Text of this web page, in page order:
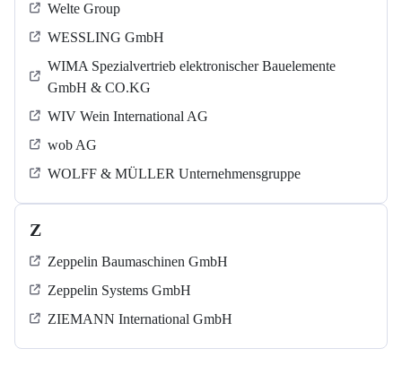
Welte Group
WESSLING GmbH
WIMA Spezialvertrieb elektronischer Bauelemente
GmbH & CO.KG
WIV Wein International AG
wob AG
WOLFF & MÜLLER Unternehmensgruppe
Z
Zeppelin Baumaschinen GmbH
Zeppelin Systems GmbH
ZIEMANN International GmbH